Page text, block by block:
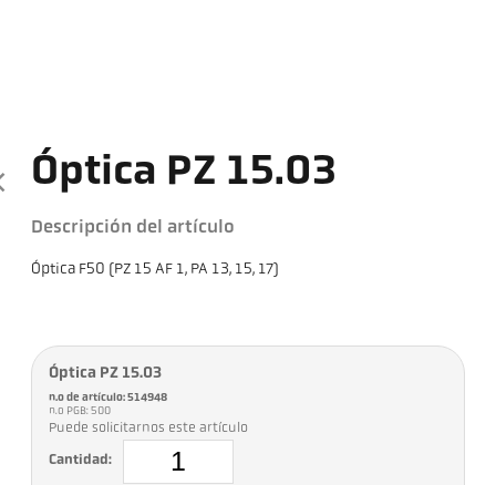
Óptica PZ 15.03
Descripción del artículo
Óptica F50 (PZ 15 AF 1, PA 13, 15, 17)
Óptica PZ 15.03
n.o de artículo: 514948
n.o PGB: 500
Puede solicitarnos este artículo
Cantidad: